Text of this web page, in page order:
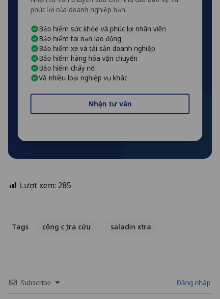
phúc lợi của doanh nghiệp bạn.
Bảo hiểm sức khỏe và phúc lợi nhân viên
Bảo hiểm tai nạn lao động
Bảo hiểm xe và tài sản doanh nghiệp
Bảo hiểm hàng hóa vận chuyển
Bảo hiểm cháy nổ
Và nhiều loại nghiệp vụ khác
Nhận tư vấn
Lượt xem: 285
Tags công cụ tra cứu saladin xtra
Subscribe Đăng nhập